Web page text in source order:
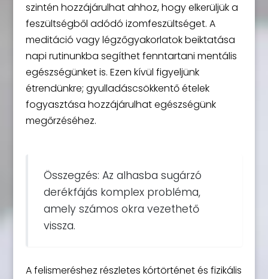
szintén hozzájárulhat ahhoz, hogy elkerüljük a
feszültségből adódó izomfeszültséget. A
meditáció vagy légzőgyakorlatok beiktatása
napi rutinunkba segíthet fenntartani mentális
egészségünket is. Ezen kívül figyeljünk
étrendünkre; gyulladáscsökkentő ételek
fogyasztása hozzájárulhat egészségünk
megőrzéséhez.
Összegzés: Az alhasba sugárzó
derékfájás komplex probléma,
amely számos okra vezethető
vissza.
A felismeréshez részletes kórtörténet és fizikális